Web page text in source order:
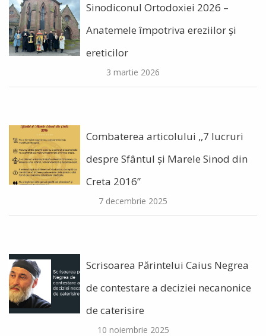
Sinodiconul Ortodoxiei 2026 –
Anatemele împotriva ereziilor şi
ereticilor
3 martie 2026
Combaterea articolului ,,7 lucruri
despre Sfântul și Marele Sinod din
Creta 2016”
7 decembrie 2025
Scrisoarea Părintelui Caius Negrea
de contestare a deciziei necanonice
de caterisire
10 noiembrie 2025